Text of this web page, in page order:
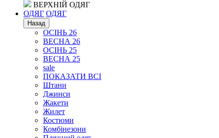
ВЕРХНІЙ ОДЯГ
ОДЯГ ОДЯГ
Назад
ОСІНЬ 26
ВЕСНА 26
ОСІНЬ 25
ВЕСНА 25
sale
ПОКАЗАТИ ВСІ
Штани
Джинси
Жакети
Жилет
Костюми
Комбінезони